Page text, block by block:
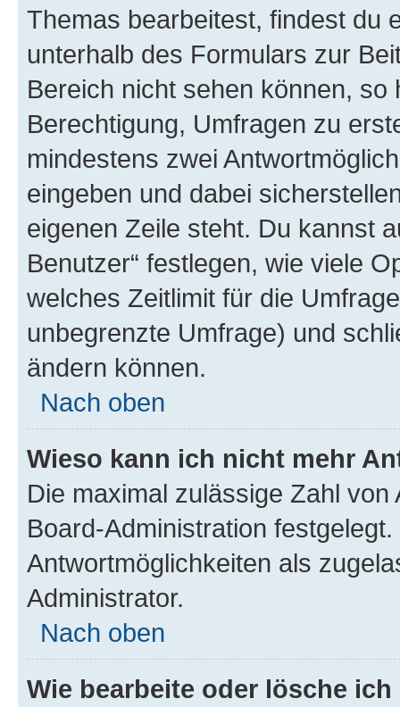
Themas bearbeitest, findest du
unterhalb des Formulars zur
Bereich nicht sehen können,
Berechtigung, Umfragen zu
mindestens zwei
eingeben und dabei
eigenen Zeile steht. Du kannst
Benutzer“ festlegen, wie viele
welches Zeitlimit für die
unbegrenzte Umfrage) und
ändern können.
Nach oben
Wieso kann ich nicht mehr
Die maximal zulässige Zahl
Board-Administration
Antwortmöglichkeiten als
Administrator.
Nach oben
Wie bearbeite oder lösche